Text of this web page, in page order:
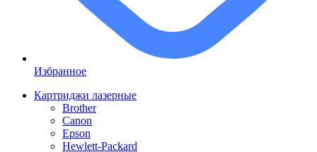
Избранное
Картриджи лазерные
Brother
Canon
Epson
Hewlett-Packard